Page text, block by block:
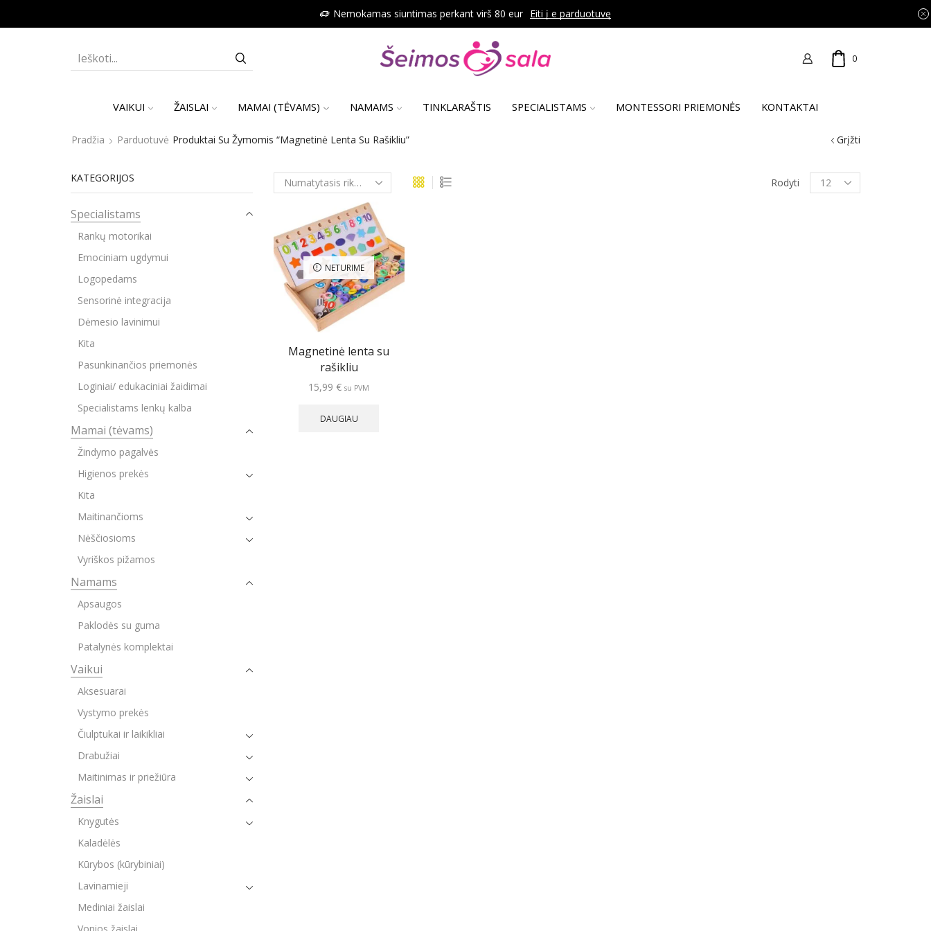
Nemokamas siuntimas perkant virš 80 eur Eiti į e parduotuvę
0
VAIKUI ŽAISLAI MAMAI (TĖVAMS) NAMAMS TINKLARAŠTIS SPECIALISTAMS MONTESSORI PRIEMONĖS KONTAKTAI
Pradžia Parduotuvė Produktai Su Žymomis “Magnetinė Lenta Su Rašikliu” Grįžti
Rodyti
Products
per
NETURIME
Magnetinė lenta su
rašikliu
15,99€ su PVM
DAUGIAU
KATEGORIJOS
Specialistams
Rankų motorikai
Emociniam ugdymui
Logopedams
Sensorinė integracija
Dėmesio lavinimui
Kita
Pasunkinančios priemonės
Loginiai/ edukaciniai žaidimai
Specialistams lenkų kalba
Mamai (tėvams)
Žindymo pagalvės
Higienos prekės
Kita
Maitinančioms
Nėščiosioms
Vyriškos pižamos
Namams
Apsaugos
Paklodės su guma
Patalynės komplektai
Vaikui
Aksesuarai
Vystymo prekės
Čiulptukai ir laikikliai
Drabužiai
Maitinimas ir priežiūra
Žaislai
Knygutės
Kaladėlės
Kūrybos (kūrybiniai)
Lavinamieji
Mediniai žaislai